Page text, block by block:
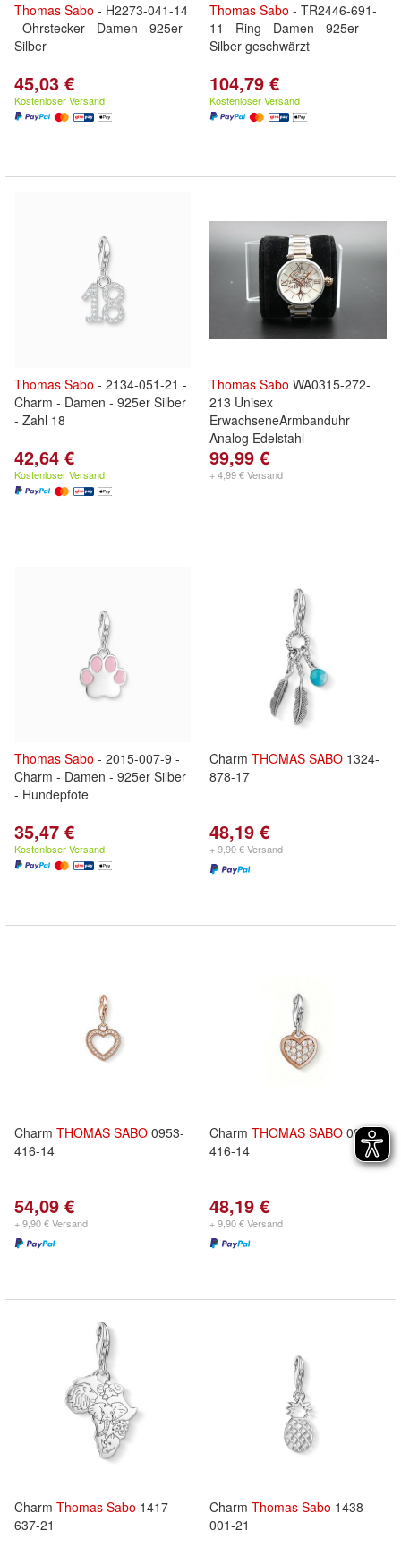
Thomas Sabo - H2273-041-14
- Ohrstecker - Damen - 925er
Silber
45,03 €
Kostenloser Versand
Thomas Sabo - TR2446-691-
11 - Ring - Damen - 925er
Silber geschwärzt
104,79 €
Kostenloser Versand
Thomas Sabo - 2134-051-21 -
Charm - Damen - 925er Silber
- Zahl 18
42,64 €
Kostenloser Versand
Thomas Sabo WA0315-272-
213 Unisex
ErwachseneArmbanduhr
Analog Edelstahl
99,99 €
+ 4,99 € Versand
Thomas Sabo - 2015-007-9 -
Charm - Damen - 925er Silber
- Hundepfote
35,47 €
Kostenloser Versand
Charm THOMAS SABO 1324-
878-17
48,19 €
+ 9,90 € Versand
Charm THOMAS SABO 0953-
416-14
54,09 €
+ 9,90 € Versand
Charm THOMAS SABO 0970-
416-14
48,19 €
+ 9,90 € Versand
Charm Thomas Sabo 1417-
637-21
Charm Thomas Sabo 1438-
001-21